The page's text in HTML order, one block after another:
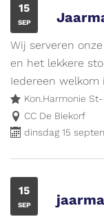
DI15
SEP
Wij serveren
en het lekkere
Iedereen welkom
Kon.Harmonie
CC De Biekorf
dinsdag 15
DI15
SEP